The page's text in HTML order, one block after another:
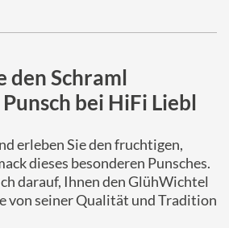
den Schraml
bei HiFi Liebl
erleben Sie den fruchtigen,
dieses besonderen Punsches.
darauf, Ihnen den GlühWichtel
von seiner Qualität und Tradition